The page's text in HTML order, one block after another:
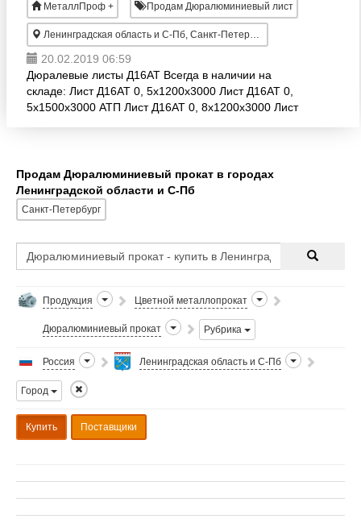
МеталлПроф + Продам Дюралюминиевый лист
Ленинградская область и С-Пб, Санкт-Петербург
20.02.2019 06:59
Дюралевые листы Д16АТ Всегда в наличии на
складе: Лист Д16АТ 0, 5х1200х3000 Лист Д16АТ 0,
5х1500х3000 АТП Лист Д16АТ 0, 8х1200х3000 Лист
Продам Дюралюминиевый прокат в городах
Ленинградской области и С-Пб
Санкт-Петербург
Продукция Цветной металлопрокат
Дюралюминиевый прокат Рубрика
Россия Ленинградская область и С-Пб
Город
Купить Поставщики